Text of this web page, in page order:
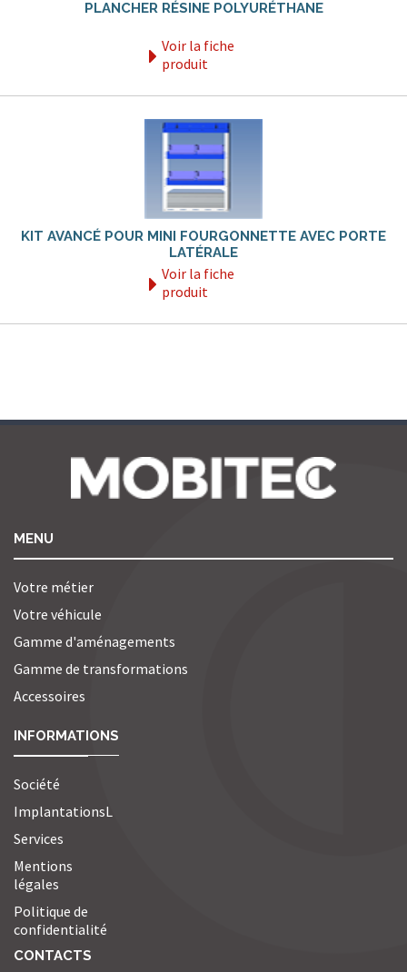
PLANCHER RÉSINE POLYURÉTHANE
Voir la fiche
produit
KIT AVANCÉ POUR MINI FOURGONNETTE AVEC PORTE
LATÉRALE
Voir la fiche
produit
MENU
Votre métier
Votre véhicule
Gamme d'aménagements
Gamme de transformations
Accessoires
INFORMATIONS
Société
ImplantationsL
Services
Mentions
légales
Politique de
confidentialité
CONTACTS